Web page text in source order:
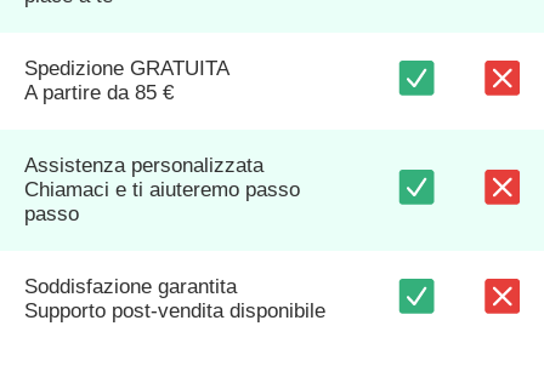
Spedizione GRATUITA
A partire da 85 €
Assistenza personalizzata
Chiamaci e ti aiuteremo passo
passo
Soddisfazione garantita
Supporto post-vendita disponibile